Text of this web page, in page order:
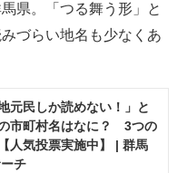
県。「つる舞う形」と
づらい地名も少なくあ
元民しか読めない！」と
市町村名はなに？ 3つの
人気投票実施中】 | 群馬
チ